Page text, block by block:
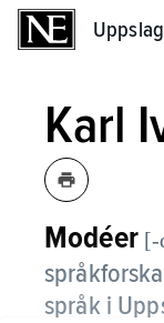
Karl
Modéer [-
språk i